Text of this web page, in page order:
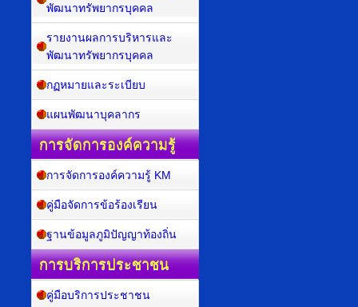
พัฒนาทรัพยากรบุคคล
รายงานผลการบริหารและ
พัฒนาทรัพยากรบุคคล
กฏหมายและระเบียบ
แผนพัฒนาบุคลากร
การจัดการองค์ความรู้
การจัดการองค์ความรู้ KM
คู่มือจัดการข้อร้องเรียน
ฐานข้อมูลภูมิปัญญาท้องถิ่น
การบริการประชาชน
คู่มือบริการประชาชน